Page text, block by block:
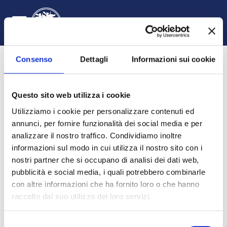
Consenso Dettagli Informazioni sui cookie
Questo sito web utilizza i cookie
Utilizziamo i cookie per personalizzare contenuti ed
annunci, per fornire funzionalità dei social media e per
analizzare il nostro traffico. Condividiamo inoltre
informazioni sul modo in cui utilizza il nostro sito con i
nostri partner che si occupano di analisi dei dati web,
pubblicità e social media, i quali potrebbero combinarle
con altre informazioni che ha fornito loro o che hanno
raccolto dal suo utilizzo dei loro servizi.
Attiva/disattiva input di ricerca
Legislazione del diporto e del turismo
HOME CORSI DIPARTIMENTO DI GIURISPRUDENZA, ECONOMIA E SOCIOLOGIA GIURISPRUDENZA A.A. 2023 - 2024 LEGISLAZIONE DEL DIPORTO E DEL TURISMO 2324 INTRODUZIONE